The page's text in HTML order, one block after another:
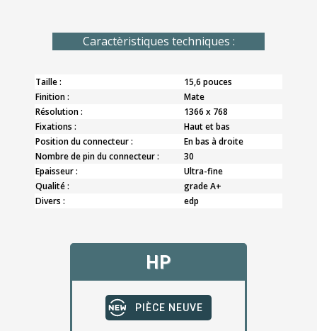
Caractèristiques techniques :
Taille :
15,6 pouces
Finition :
Mate
Résolution :
1366 x 768
Fixations :
Haut et bas
Position du connecteur :
En bas à droite
Nombre de pin du connecteur :
30
Epaisseur :
Ultra-fine
Qualité :
grade A+
Divers :
edp
HP
PIÈCE NEUVE